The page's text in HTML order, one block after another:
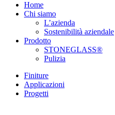
Home
Chi siamo
L’azienda
Sostenibilità aziendale
Prodotto
STONEGLASS®
Pulizia
Finiture
Applicazioni
Progetti